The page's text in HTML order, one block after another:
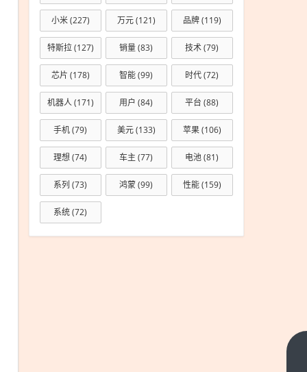
小米(227) 万元(121) 品牌(119)
特斯拉(127) 销量(83) 技术(79)
芯片 (178) 智能(99) 时代(72)
机器人(171) 用户 (84) 平台 (88)
手机(79) 美元(133) 苹果(106)
理想(74) 车主 (77) 电池(81)
系列 (73) 鸿蒙(99) 性能(159)
系统(72)